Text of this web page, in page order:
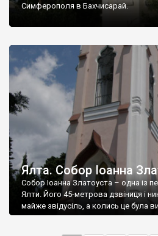
Симферополя в Бахчисарай.
Ялта. Собор Іоанна
Собор Іоанна Златоуста – одна із
Ялти. Його 45-метрова дзвіниця і
майже звідусіль, а колись це була